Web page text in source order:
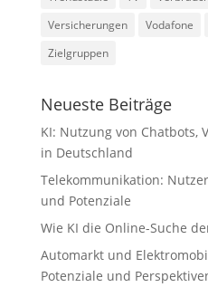
Versicherungen
Vodafone
Zielgruppen
Neueste Beiträge
KI: Nutzung von Chatbots,
in Deutschland
Telekommunikation:
und Potenziale
Wie KI die Online-Suche
Automarkt und
Potenziale und